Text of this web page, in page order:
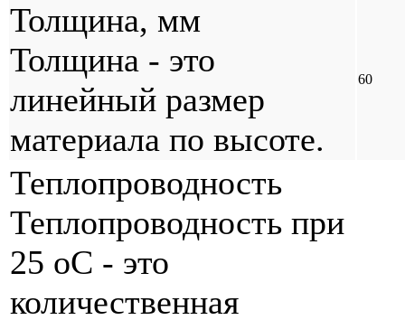
Толщина, мм
Толщина - это
линейный размер
материала по высоте.
60
Теплопроводность
Теплопроводность при
25 оС - это
количественная